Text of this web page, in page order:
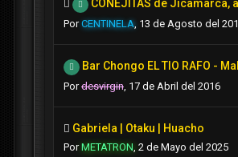
CONEJITAS de Jicamarca,
PorCENTINELA, 13 de Agosto del
Bar Chongo EL TIO RAFO -
Pordesvirgin, 17 de Abril del 2016
Gabriela | Otaku | Huacho
PorMETATRON, 2 de Mayo del 2025